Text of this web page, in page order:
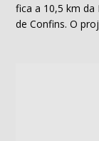
fica a 10,5 km
de Confins. O